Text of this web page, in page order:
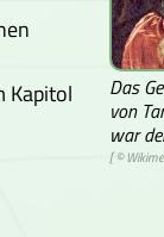
Das
von
war
[ ©
Kapitol